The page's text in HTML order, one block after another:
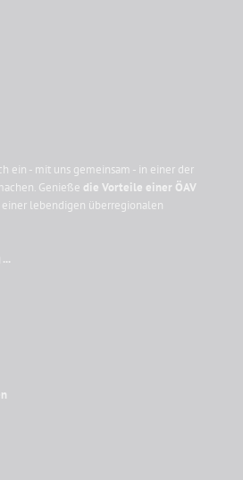
ein - mit uns gemeinsam - in einer der
Genieße die Vorteile einer ÖAV
einer lebendigen überregionalen